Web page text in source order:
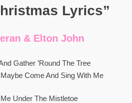
Lyrics”
& Elton John
Gather ’round The Tree
Come And Sing With Me
Under The Mistletoe